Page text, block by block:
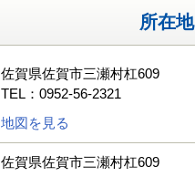
所在地
佐賀県佐賀市三瀬村杠609
TEL：0952-56-2321
地図を見る
佐賀県佐賀市三瀬村杠609